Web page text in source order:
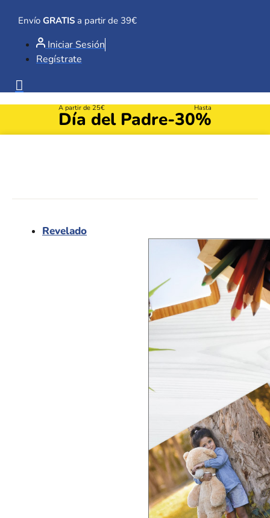
contenido
Envío GRATIS a partir de 39€
Iniciar Sesión
Regístrate
A partir de 25€
Día del Padre
Hasta
-30%
Revelado